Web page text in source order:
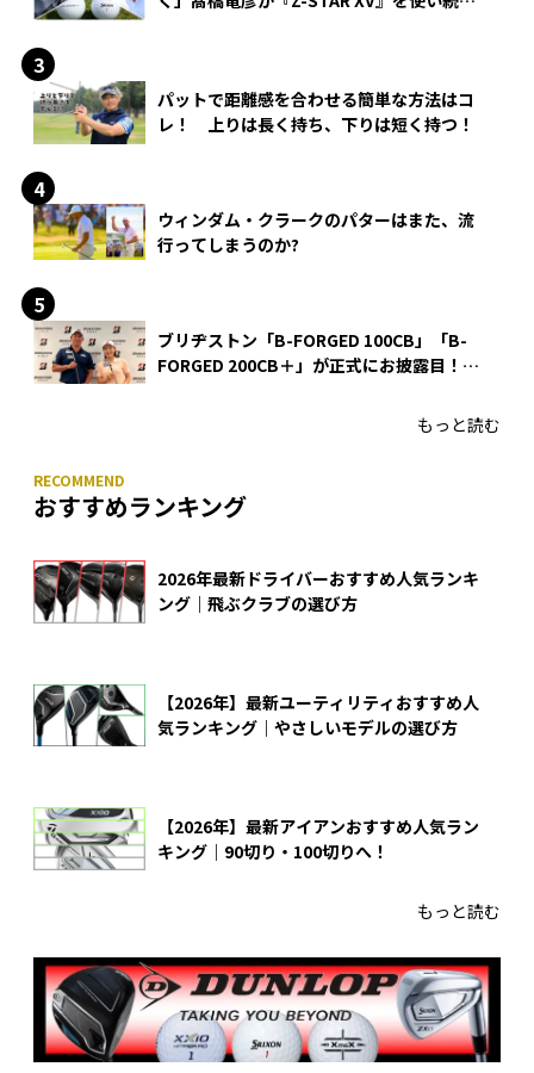
パットで距離感を合わせる簡単な方法はコ
レ！ 上りは長く持ち、下りは短く持つ！
ウィンダム・クラークのパターはまた、流
行ってしまうのか?
ブリヂストン「B-FORGED 100CB」「B-
FORGED 200CB＋」が正式にお披露目！
もっと読む
おすすめランキング
2026年最新ドライバーおすすめ人気ランキ
ング｜飛ぶクラブの選び方
【2026年】最新ユーティリティおすすめ人
気ランキング｜やさしいモデルの選び方
【2026年】最新アイアンおすすめ人気ラン
キング｜90切り・100切りへ！
もっと読む